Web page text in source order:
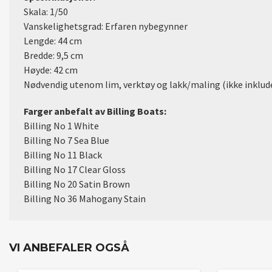
Skala: 1/50
Vanskelighetsgrad: Erfaren nybegynner
Lengde: 44 cm
Bredde: 9,5 cm
Høyde: 42 cm
Nødvendig utenom lim, verktøy og lakk/maling (ikke
Farger anbefalt av Billing Boats:
Billing No 1 White
Billing No 7 Sea Blue
Billing No 11 Black
Billing No 17 Clear Gloss
Billing No 20 Satin Brown
Billing No 36 Mahogany Stain
VI ANBEFALER OGSÅ